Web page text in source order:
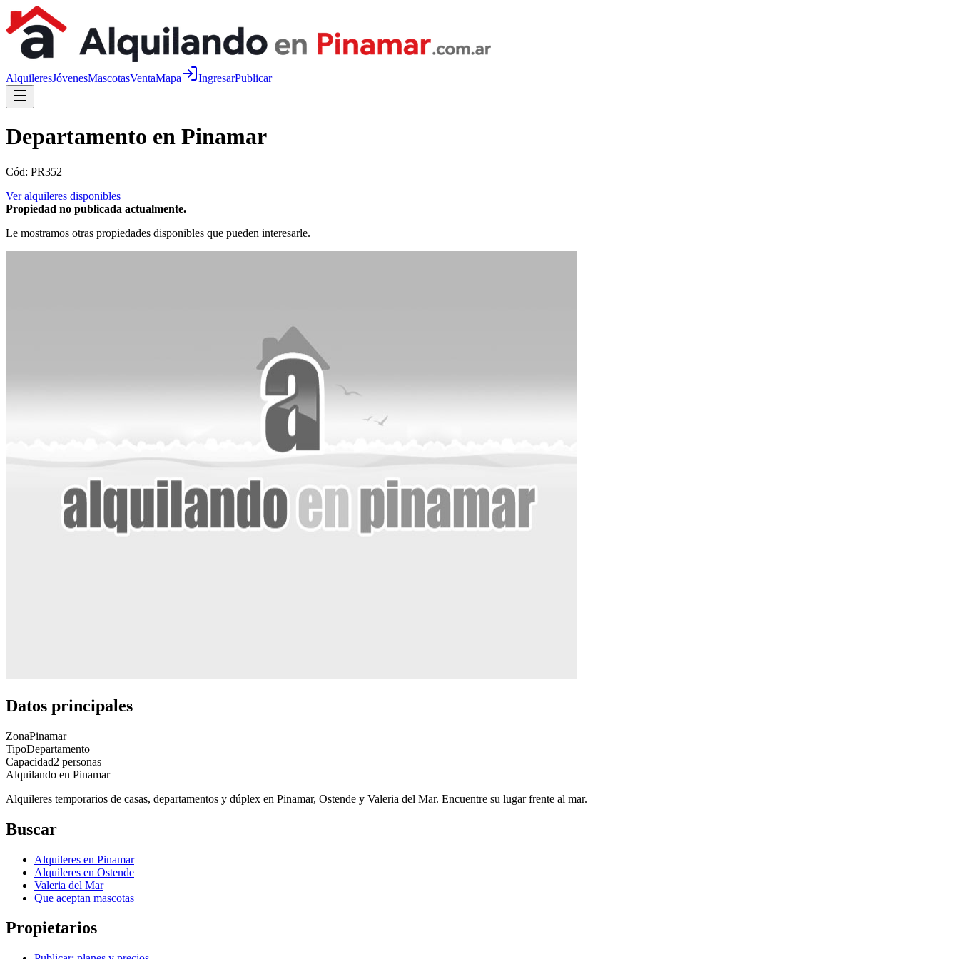
AlquileresJóvenesMascotasVentaMapa IngresarPublicar
Departamento en Pinamar
Cód: PR352
Ver alquileres disponibles
Propiedad no publicada actualmente.
Le mostramos otras propiedades disponibles que pueden interesarle.
Datos principales
ZonaPinamar
TipoDepartamento
Capacidad2 personas
Alquilando en Pinamar
Alquileres temporarios de casas, departamentos y dúplex en Pinamar, Ostende y Valeria del Mar. Encuentre su lugar frente al mar.
Buscar
Alquileres en Pinamar
Alquileres en Ostende
Valeria del Mar
Que aceptan mascotas
Propietarios